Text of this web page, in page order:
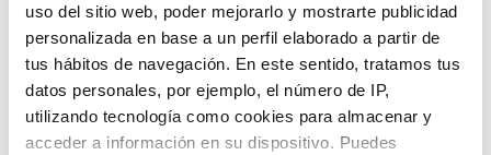
uso del sitio web, poder mejorarlo y mostrarte publicidad
personalizada en base a un perfil elaborado a partir de
tus hábitos de navegación. En este sentido, tratamos tus
datos personales, por ejemplo, el número de IP,
utilizando tecnología como cookies para almacenar y
acceder a información en su dispositivo. Puedes
Madrid
Palafox Luxury
30 marzo